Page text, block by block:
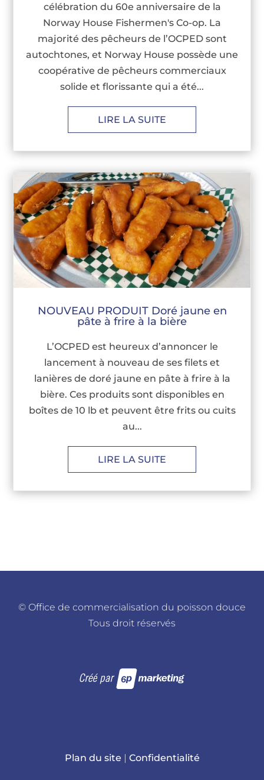
célébration du 60e anniversaire de la
Norway House Fishermen's Co-op. La
majorité des pêcheurs de l’OCPED sont
autochtones, et Norway House possède une
coopérative de pêcheurs commerciaux
solide et florissante qui a été...
LIRE LA SUITE
NOUVEAU PRODUIT Doré jaune en
pâte à frire à la bière
L’OCPED est heureux d’annoncer le
lancement à nouveau de ses filets et
lanières de doré jaune en pâte à frire à la
bière. Ces produits sont disponibles en
boîtes de 10 lb et peuvent être frits ou cuits
au...
LIRE LA SUITE
© Office de commercialisation du poisson douce
Tous droit réservés
Plan du site Confidentialité